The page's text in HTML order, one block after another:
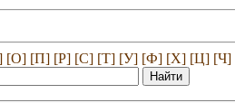
[О] [П] [Р] [С] [Т] [У] [Ф] [Х] [Ц] [Ч]